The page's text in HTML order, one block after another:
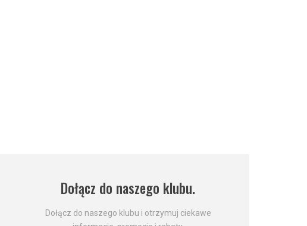
Dołącz do naszego klubu.
Dołącz do naszego klubu i otrzymuj ciekawe